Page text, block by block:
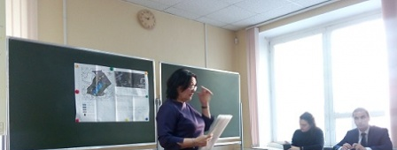
Перейти к основному содержанию